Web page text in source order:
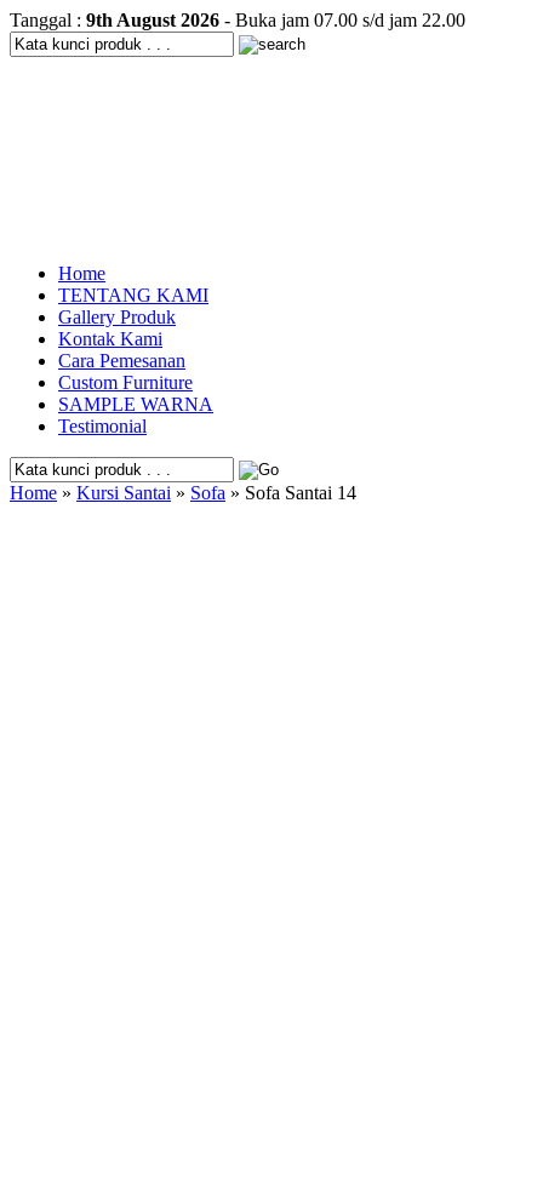
Tanggal : 9th August 2026 - Buka jam 07.00 s/d jam 22.00
Home
TENTANG KAMI
Gallery Produk
Kontak Kami
Cara Pemesanan
Custom Furniture
SAMPLE WARNA
Testimonial
Home » Kursi Santai » Sofa » Sofa Santai 14